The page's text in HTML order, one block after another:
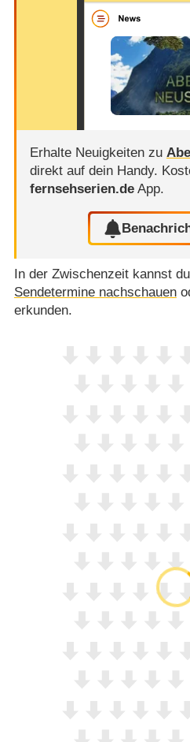
Erhalte Neuigkeiten zu
direkt auf dein Handy.
fernsehserien.deApp.
In der Zwischenzeit kannst du
Sendetermine nachschauen
erkunden.